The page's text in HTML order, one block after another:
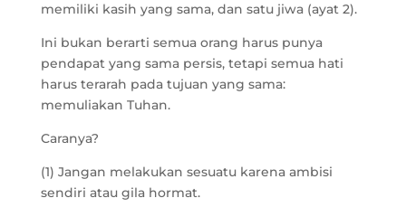
memiliki kasih yang sama, dan satu jiwa (ayat 2).
Ini bukan berarti semua orang harus punya
pendapat yang sama persis, tetapi semua hati
harus terarah pada tujuan yang sama:
memuliakan Tuhan.
Caranya?
(1) Jangan melakukan sesuatu karena ambisi
sendiri atau gila hormat.